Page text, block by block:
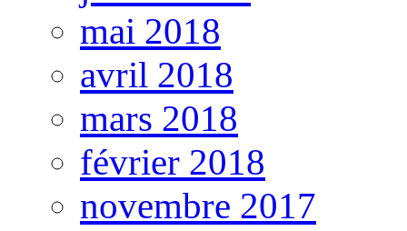
mai 2018
avril 2018
mars 2018
février 2018
novembre 2017